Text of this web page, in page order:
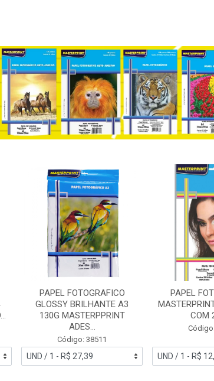
PAPEL FOTOGRAFICO
GLOSSY BRILHANTE A3
130G MASTERPPRINT
ADES...
Código: 38511
PAPEL
COM